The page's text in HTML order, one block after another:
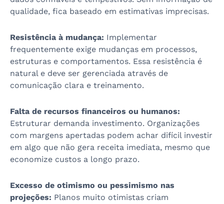
qualidade, fica baseado em estimativas imprecisas.
Resistência à mudança: Implementar
frequentemente exige mudanças em processos,
estruturas e comportamentos. Essa resistência é
natural e deve ser gerenciada através de
comunicação clara e treinamento.
Falta de recursos financeiros ou humanos:
Estruturar demanda investimento. Organizações
com margens apertadas podem achar difícil investir
em algo que não gera receita imediata, mesmo que
economize custos a longo prazo.
Excesso de otimismo ou pessimismo nas
projeções: Planos muito otimistas criam